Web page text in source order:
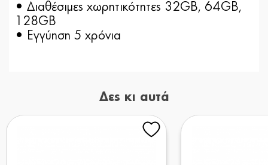
• Διαθέσιμες χωρητικότητες 32GB, 64GB,
128GB
• Εγγύηση 5 χρόνια
Δες κι αυτά